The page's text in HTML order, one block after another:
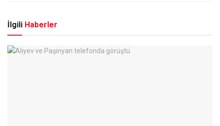
İlgili Haberler